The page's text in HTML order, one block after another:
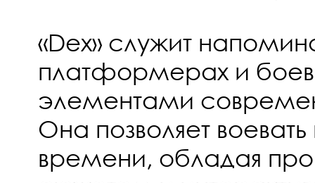
«Dex» служит
платформерах и
элементами
Она позволяет
времени, обладая